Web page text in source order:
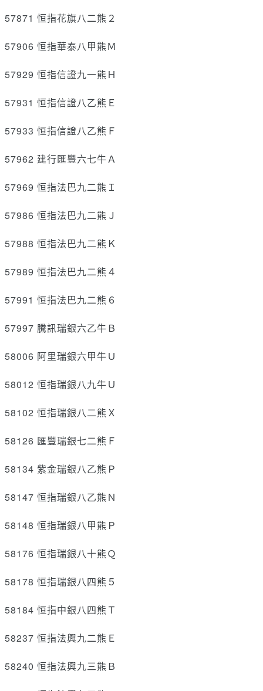
57871 恒指花旗八二熊２
57906 恒指華泰八甲熊Ｍ
57929 恒指信證九一熊Ｈ
57931 恒指信證八乙熊Ｅ
57933 恒指信證八乙熊Ｆ
57962 建行匯豐六七牛Ａ
57969 恒指法巴九二熊Ｉ
57986 恒指法巴九二熊Ｊ
57988 恒指法巴九二熊Ｋ
57989 恒指法巴九二熊４
57991 恒指法巴九二熊６
57997 騰訊瑞銀六乙牛Ｂ
58006 阿里瑞銀六甲牛Ｕ
58012 恒指瑞銀八九牛Ｕ
58102 恒指瑞銀八二熊Ｘ
58126 匯豐瑞銀七二熊Ｆ
58134 紫金瑞銀八乙熊Ｐ
58147 恒指瑞銀八乙熊Ｎ
58148 恒指瑞銀八甲熊Ｐ
58176 恒指瑞銀八十熊Ｑ
58178 恒指瑞銀八四熊５
58184 恒指中銀八四熊Ｔ
58237 恒指法興九二熊Ｅ
58240 恒指法興九三熊Ｂ